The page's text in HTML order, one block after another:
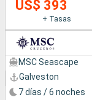
US$ 393
+ Tasas
MSC Seascape
Galveston
7 días / 6 noches